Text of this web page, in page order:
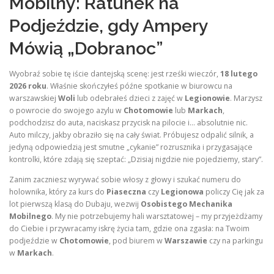
Podjeździe, gdy Ampery
Mówią „Dobranoc”
Wyobraź sobie tę iście dantejską scenę: jest rześki wieczór, 18 lutego
2026 roku. Właśnie skończyłeś późne spotkanie w biurowcu na
warszawskiej Woli lub odebrałeś dzieci z zajęć w Legionowie. Marzysz
o powrocie do swojego azylu w Chotomowie lub Markach,
podchodzisz do auta, naciskasz przycisk na pilocie i… absolutnie nic.
Auto milczy, jakby obraziło się na cały świat. Próbujesz odpalić silnik, a
jedyną odpowiedzią jest smutne „cykanie” rozrusznika i przygasające
kontrolki, które zdają się szeptać: „Dzisiaj nigdzie nie pojedziemy, stary”.
Zanim zaczniesz wyrywać sobie włosy z głowy i szukać numeru do
holownika, który za kurs do Piaseczna czy Legionowa policzy Cię jak za
lot pierwszą klasą do Dubaju, wezwij Osobistego Mechanika
Mobilnego. My nie potrzebujemy hali warsztatowej – my przyjeżdżamy
do Ciebie i przywracamy iskrę życia tam, gdzie ona zgasła: na Twoim
podjeździe w Chotomowie, pod biurem wWarszawie czy na parkingu
w Markach.